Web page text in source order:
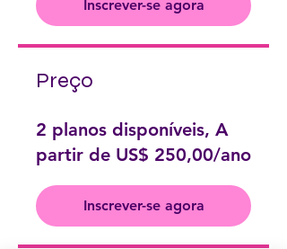
Inscrever-se agora
Preço
2 planos disponíveis, A
partir de US$ 250,00/ano
Inscrever-se agora